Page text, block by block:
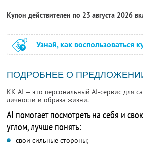
Купон действителен по 23 августа 2026
Узнай, как воспользоваться
ПОДРОБНЕЕ О
KK AI — это персональный AI-сервис для
личности и образа жизни.
AI помогает посмотреть на себя и
углом, лучше понять:
свои сильные стороны;